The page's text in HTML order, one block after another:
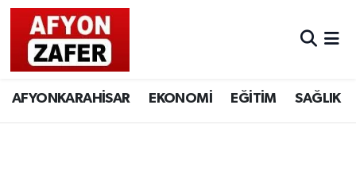
AFYONKARAHİSAR EKONOMİ EĞİTİM SAĞLIK